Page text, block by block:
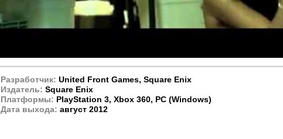
Разработчик: United Front Games, Square Enix
Издатель: Square Enix
Платформы: PlayStation 3, Xbox 360, PC (Windows)
Дата выхода: август 2012